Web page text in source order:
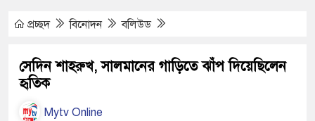
কর্মসূচীর শুভসূচনা।
প্রচ্ছদ বিনোদন বলিউড
সেদিন শাহরুখ, সালমানের গাড়িতে ঝাঁপ দিয়েছিলেন
হৃতিক
Mytv Online